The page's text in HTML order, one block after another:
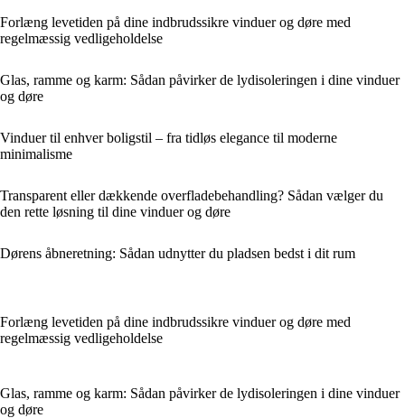
Forlæng levetiden på dine indbrudssikre vinduer og døre med
regelmæssig vedligeholdelse
Glas, ramme og karm: Sådan påvirker de lydisoleringen i dine vinduer
og døre
Vinduer til enhver boligstil – fra tidløs elegance til moderne
minimalisme
Transparent eller dækkende overfladebehandling? Sådan vælger du
den rette løsning til dine vinduer og døre
Dørens åbneretning: Sådan udnytter du pladsen bedst i dit rum
Forlæng levetiden på dine indbrudssikre vinduer og døre med
regelmæssig vedligeholdelse
Glas, ramme og karm: Sådan påvirker de lydisoleringen i dine vinduer
og døre